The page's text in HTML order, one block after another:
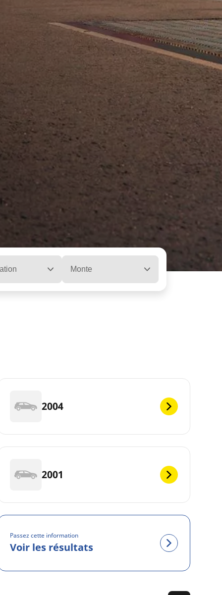
Monte
2004
2001
Passez cette information
Voir les résultats